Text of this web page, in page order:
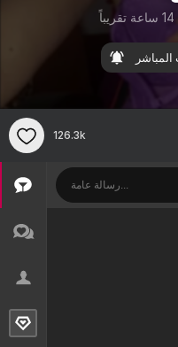
126.3k